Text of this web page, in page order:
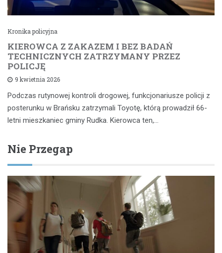
Kronika policyjna
KIEROWCA Z ZAKAZEM I BEZ BADAŃ
TECHNICZNYCH ZATRZYMANY PRZEZ
POLICJĘ
9 kwietnia 2026
Podczas rutynowej kontroli drogowej, funkcjonariusze policji z
posterunku w Brańsku zatrzymali Toyotę, którą prowadził 66-
letni mieszkaniec gminy Rudka. Kierowca ten,…
Nie Przegap